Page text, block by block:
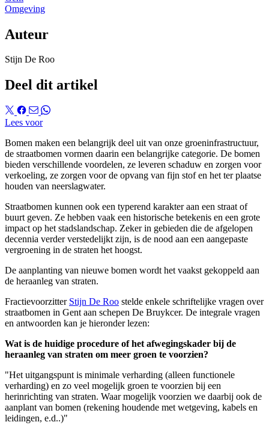
Omgeving
Auteur
Stijn De Roo
Deel dit artikel
Lees voor
Bomen maken een belangrijk deel uit van onze groeninfrastructuur,
de straatbomen vormen daarin een belangrijke categorie. De bomen
bieden verschillende voordelen, ze leveren schaduw en zorgen voor
verkoeling, ze zorgen voor de opvang van fijn stof en het ter plaatse
houden van neerslagwater.
Straatbomen kunnen ook een typerend karakter aan een straat of
buurt geven. Ze hebben vaak een historische betekenis en een grote
impact op het stadslandschap. Zeker in gebieden die de afgelopen
decennia verder verstedelijkt zijn, is de nood aan een aangepaste
vergroening in de straten het hoogst.
De aanplanting van nieuwe bomen wordt het vaakst gekoppeld aan
de heraanleg van straten.
Fractievoorzitter Stijn De Roo stelde enkele schriftelijke vragen over
straatbomen in Gent aan schepen De Bruykcer. De integrale vragen
en antwoorden kan je hieronder lezen:
Wat is de huidige procedure of het afwegingskader bij de
heraanleg van straten om meer groen te voorzien?
"Het uitgangspunt is minimale verharding (alleen functionele
verharding) en zo veel mogelijk groen te voorzien bij een
herinrichting van straten. Waar mogelijk voorzien we daarbij ook de
aanplant van bomen (rekening houdende met wetgeving, kabels en
leidingen, e.d..)"